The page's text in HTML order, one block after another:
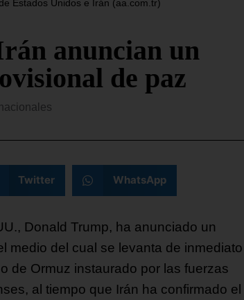
domingo,
Estados Unidos e Irán (aa.com.tr)
anuncian un
de paz
Twitter WhatsApp
Donald Trump, ha anunciado un
medio del cual se levanta de inmediato
de Ormuz instaurado por las fuerzas
al tiempo que Irán ha confirmado el